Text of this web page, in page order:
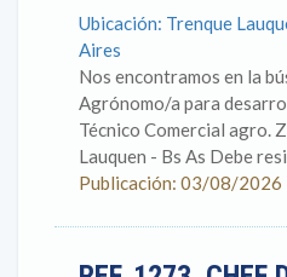
Ubicación: Trenque
Aires
Nos encontramos en la
Agrónomo/a para
Técnico Comercial agro.
Lauquen - Bs As Debe
Publicación: 03/08/